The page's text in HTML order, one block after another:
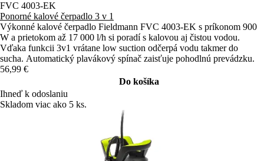
FVC 4003-EK
Ponorné kalové čerpadlo 3 v 1
Výkonné kalové čerpadlo Fieldmann FVC 4003-EK s príkonom 900
W a prietokom až 17 000 l/h si poradí s kalovou aj čistou vodou.
Vďaka funkcii 3v1 vrátane low suction odčerpá vodu takmer do
sucha. Automatický plavákový spínač zaisťuje pohodlnú prevádzku.
56,99 €
Do košíka
Ihneď k odoslaniu
Skladom viac ako 5 ks.